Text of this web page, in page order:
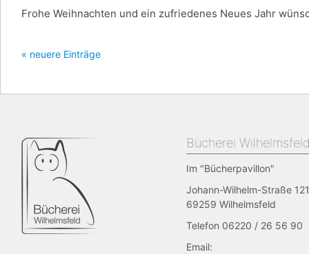
Frohe Weihnachten und ein zufriedenes Neues Jahr
« neuere Einträge
Bücherei
Im "Bücherpavillon"
Johann-Wilhelm-Straße
69259 Wilhelmsfeld
Telefon 06220 / 26 56 90
Email: